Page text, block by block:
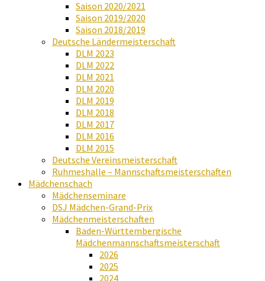
Saison 2020/2021
Saison 2019/2020
Saison 2018/2019
Deutsche Ländermeisterschaft
DLM 2023
DLM 2022
DLM 2021
DLM 2020
DLM 2019
DLM 2018
DLM 2017
DLM 2016
DLM 2015
Deutsche Vereinsmeisterschaft
Ruhmeshalle – Mannschaftsmeisterschaften
Mädchenschach
Mädchenseminare
DSJ Mädchen-Grand-Prix
Mädchenmeisterschaften
Baden-Württembergische
Mädchenmannschaftsmeisterschaft
2026
2025
2024